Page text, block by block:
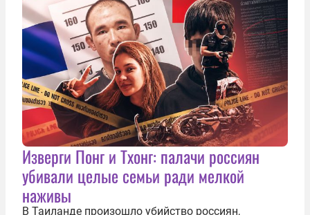
Изверги Понг и Тхонг: палачи россиян
убивали целые семьи ради мелкой
наживы
В Таиланде произошло убийство россиян,